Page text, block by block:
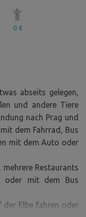
0 €
abseits gelegen,
und andere Tiere
nach Prag und
dem Fahrrad, Bus
mit dem Auto oder
Restaurants
oder mit dem Bus
der Elbe fahren oder